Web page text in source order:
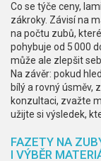
Co se týče ceny,
zákroky. Závisí na
na počtu zubů,
pohybuje od 5 000
může ale zlepšit
Na závěr: pokud
bílý a rovný úsměv,
konzultaci, zvažte
užijte si výsledek,
FAZETY NA
I VÝBĚR